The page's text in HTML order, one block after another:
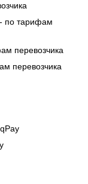
по тарифам
перевозчика
перевозчика